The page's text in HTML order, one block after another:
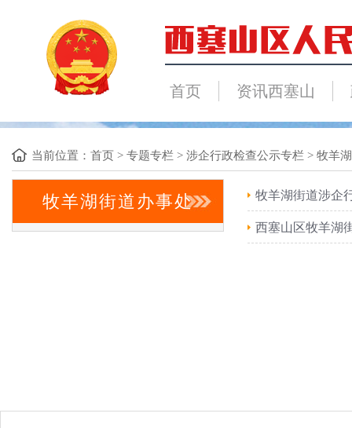
首页 资讯西塞山
当前位置： 首页 > 专题专栏 > 涉企行政检查公示专栏 > 牧羊
牧羊湖街道办事处 牧羊湖街道涉企
西塞山区牧羊湖